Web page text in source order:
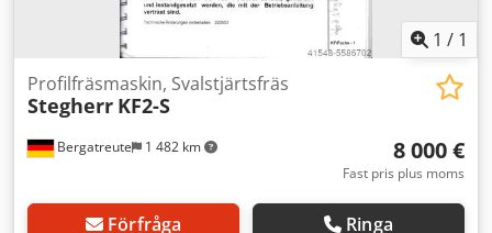
1 / 1
Bergatreute 1 482 km
Profilfräsmaskin, Svalstjärtsfräs
Stegherr KF2-S
8 000 €
Fast pris plus moms
Förfråga Ringa